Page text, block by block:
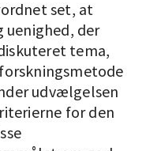
set, at
uenighed, der
tema,
udvælgelsen
for den